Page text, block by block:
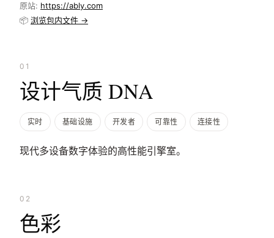
原站: https://ably.com
📦 浏览包内文件 →
01
设计气质 DNA
实时 基础设施 开发者 可靠性 连接性
现代多设备数字体验的高性能引擎室。
02
色彩